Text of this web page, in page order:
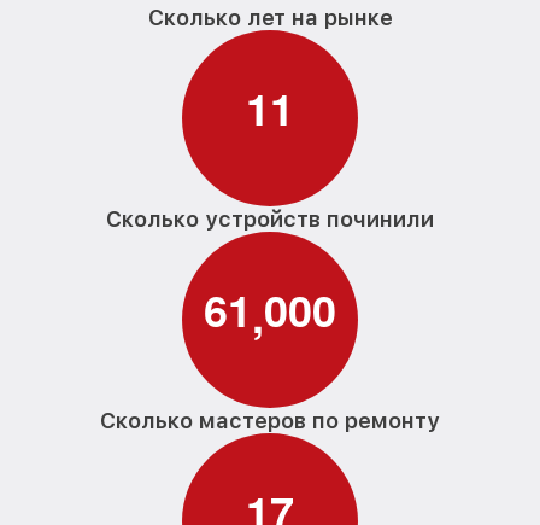
Сколько лет на рынке
11
Сколько устройств починили
61,000
Сколько мастеров по ремонту
17